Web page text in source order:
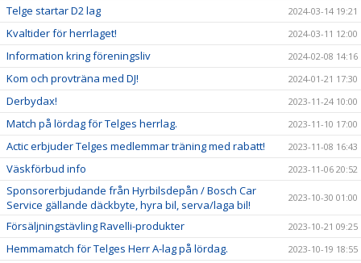
Telge startar D2 lag 2024-03-14 19:21
Kvaltider för herrlaget! 2024-03-11 12:00
Information kring föreningsliv 2024-02-08 14:16
Kom och provträna med DJ! 2024-01-21 17:30
Derbydax! 2023-11-24 10:00
Match på lördag för Telges herrlag. 2023-11-10 17:00
Actic erbjuder Telges medlemmar träning med rabatt! 2023-11-08 16:43
Väskförbud info 2023-11-06 20:52
Sponsorerbjudande från Hyrbilsdepån / Bosch Car
Service gällande däckbyte, hyra bil, serva/laga bil!
2023-10-30 01:00
Försäljningstävling Ravelli-produkter 2023-10-21 09:25
Hemmamatch för Telges Herr A-lag på lördag. 2023-10-19 18:55